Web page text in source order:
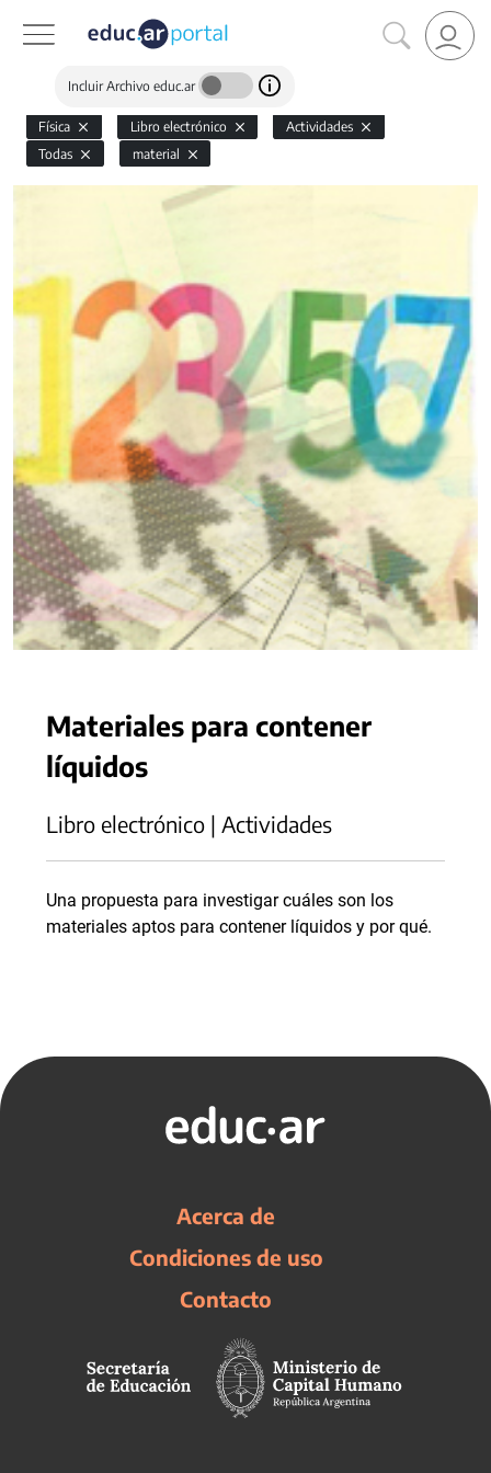
Incluir Archivo educ.ar
Física Libro electrónico
Actividades
Todas
material
Materiales para contener
líquidos
Libro electrónico | Actividades
Una propuesta para investigar cuáles son los
materiales aptos para contener líquidos y por qué.
Acerca de
Condiciones de uso
Contacto